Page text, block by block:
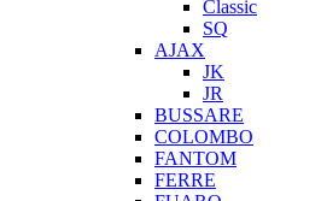
Classic
SQ
AJAX
JK
JR
BUSSARE
COLOMBO
FANTOM
FERRE